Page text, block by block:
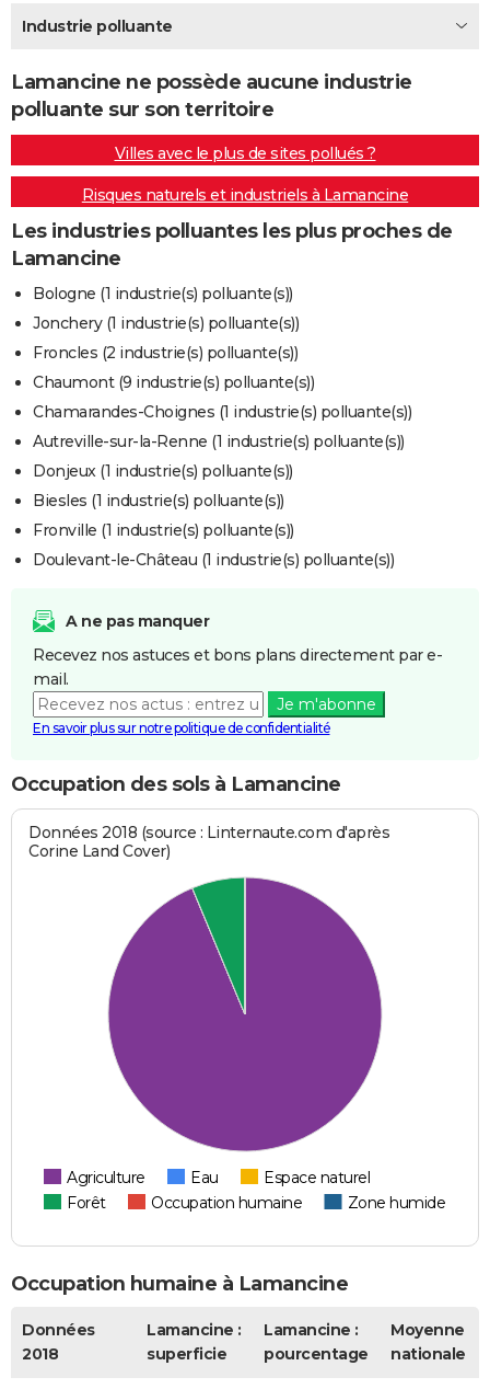
Destinations
City break
Voyage nature
Voyage de noces
Forum
Climat
+PHOTO
GUIDES D'ACHAT
BONS PLANS
CARTE DE VOEUX
Carte de Noël
Carte Bonne année
Carte Saint-Valentin
Carte Pâques
Carte d'anniversaire
DICTIONNAIRE
Dictionnaire
Biographies
Citations
Expressions
Proverbes
PROGRAMME TV
COPAINS D'AVANT
S'inscrire
Se connecter
Lycées
Collèges
Primaires
Universités
Entreprises
Service militaire
Avis de recherche
AVIS DE DÉCÈS
FORUM
Bricolage
Lifestyle
Culture
Sport
Auto
Television
Voyage
Cinema
Industrie polluante
Lamancine ne possède aucune industrie
polluante sur son territoire
Villes avec le plus de sites pollués ?
Risques naturels et industriels à Lamancine
Les industries polluantes les plus proches de
Lamancine
Bologne (1 industrie(s) polluante(s))
Jonchery (1 industrie(s) polluante(s))
Froncles (2 industrie(s) polluante(s))
Chaumont (9 industrie(s) polluante(s))
Chamarandes-Choignes (1 industrie(s) polluante(s))
Autreville-sur-la-Renne (1 industrie(s) polluante(s))
Donjeux (1 industrie(s) polluante(s))
Biesles (1 industrie(s) polluante(s))
Fronville (1 industrie(s) polluante(s))
Doulevant-le-Château (1 industrie(s) polluante(s))
A ne pas manquer
Recevez nos astuces et bons plans directement par e-
mail.
Je m'abonne
En savoir plus sur notre politique de confidentialité
Occupation des sols à Lamancine
Données 2018 (source : Linternaute.com d'après
Corine Land Cover)
Agriculture Eau
Espace naturel
Forêt
Occupation humaine Zone humide
Occupation humaine à Lamancine
Données
2018
Lamancine :
superficie
Lamancine :
pourcentage
Moyenne
nationale